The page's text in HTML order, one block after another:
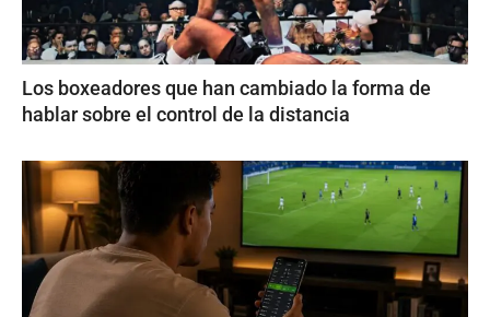
Los boxeadores que han cambiado la forma de
hablar sobre el control de la distancia